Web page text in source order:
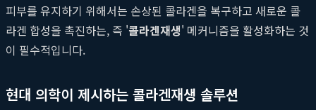
피부를 유지하기 위해서는 손상된 콜라겐을 복구하고 새로운 콜
라겐 합성을 촉진하는, 즉 '콜라겐재생' 메커니즘을 활성화하는 것
이 필수적입니다.
현대 의학이 제시하는 콜라겐재생 솔루션